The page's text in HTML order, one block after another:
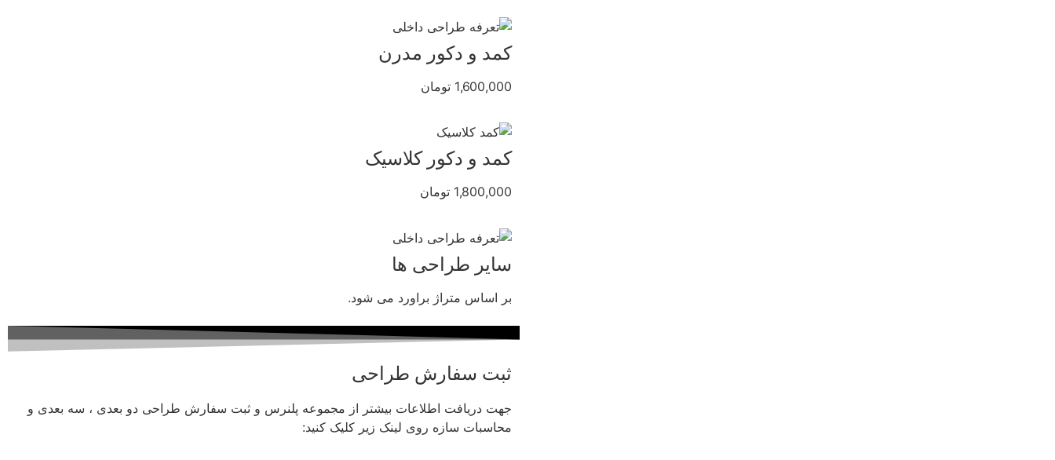
کمد و دکور مدرن
1,600,000 تومان
کمد و دکور کلاسیک
1,800,000 تومان
سایر طراحی ها
بر اساس متراژ براورد می شود.
ثبت سفارش طراحی
جهت دریافت اطلاعات بیشتر از مجموعه پلنرس و ثبت سفارش طراحی دو بعدی ، سه بعدی و
محاسبات سازه روی لینک زیر کلیک کنید: